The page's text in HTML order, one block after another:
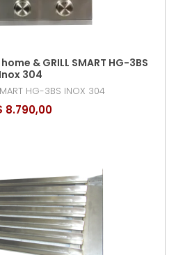
& GRILL SMART HG-3BS
Inox 304
HG-3BS INOX 304
8.790,00